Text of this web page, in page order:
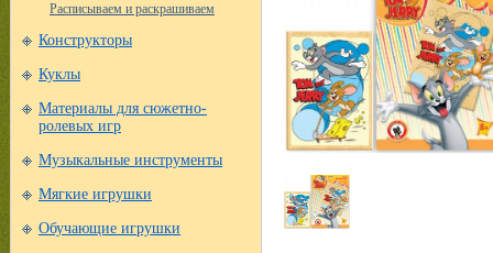
Расписываем и раскрашиваем
Конструкторы
Куклы
Материалы для сюжетно-
ролевых игр
Музыкальные инструменты
Мягкие игрушки
Обучающие игрушки